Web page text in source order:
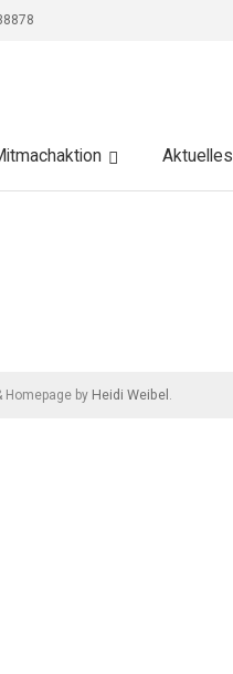
Aktuelles
Homepage by Heidi Weibel .